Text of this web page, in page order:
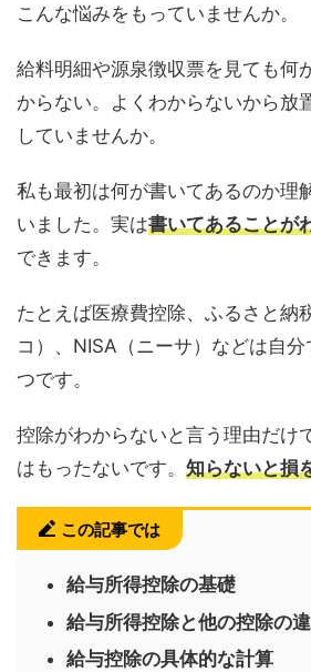
こんな悩みをもっていませんか。
給料明細や源泉徴収票を見ても何
からない。よくわからないから放
していませんか。
私も最初は何が書いてあるのか理
いました。実は書いてあることが
できます。
たとえば医療費控除、ふるさと納
コ）、NISA（ニーサ）などは自分
つです。
控除がわからないと言う理由だけ
はもったないです。 知らないと損
この記事では
給与所得控除の基礎
給与所得控除と他の控除の
給与控除の具体的な計算